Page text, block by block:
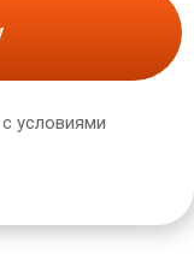
условиями